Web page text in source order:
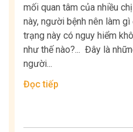
mối quan tâm của nhiều
này, người bệnh nên làm
trạng này có nguy hiểm
như thế nào?... Đây là
người...
Đọc tiếp